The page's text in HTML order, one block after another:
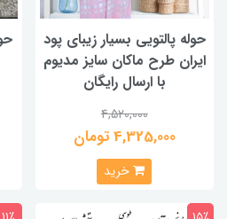
حوله پالتویی بسیار زیبای پود
ایران طرح ماکان سایز مدیوم
با ارسال رایگان
4,520,000
4,325,000 تومان
خرید